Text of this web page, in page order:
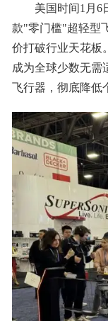
美国时间1月6
款"零门槛"超轻型
价打破行业天花板
成为全球少数无需
飞行器，彻底降低